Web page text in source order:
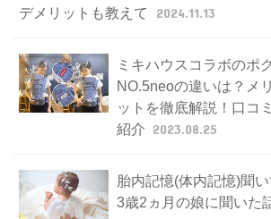
デメリットも教えて
2024.11.13
ミキハウスコラボのポ
NO.5neoの違いは？メ
ットを徹底解説！口コ
紹介 2023.08.25
胎内記憶(体内記憶)聞
3歳2ヵ月の娘に聞いた